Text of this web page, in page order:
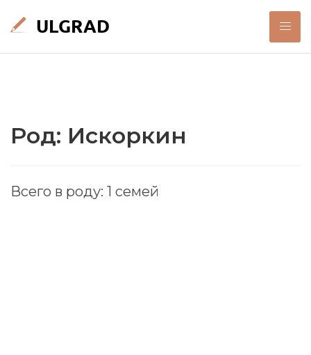
Род: Искоркин
Всего в роду: 1 семей